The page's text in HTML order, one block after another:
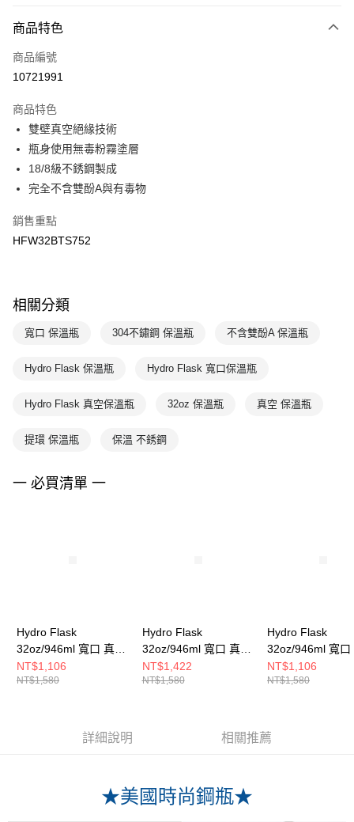
Apple Pay
悠遊付
7-11取貨(快速到店)
每筆NT$100，滿NT$1,500(含以上)免運費
宅配-本島
每筆NT$100，滿NT$1,500(含以上)免運費
商品特色
商品編號
10721991
商品特色
雙壁真空絕緣技術
瓶身使用無毒粉霧塗層
18/8級不銹鋼製成
完全不含雙酚A與有毒物
銷售重點
HFW32BTS752
相關分類
寬口 保溫瓶 304不鏽鋼 保溫瓶 不含雙酚A 保溫瓶
Hydro Flask 保溫瓶 Hydro Flask 寬口保溫瓶
Hydro Flask 真空保溫瓶 32oz 保溫瓶 真空 保溫瓶
提環 保溫瓶 保溫 不銹鋼
一 必買清單 一
Hydro Flask
32oz/946ml 寬口 真空
提環 保溫瓶 海草綠
NT$1,106
NT$1,580
Hydro Flask
32oz/946ml 寬口 真空
NT$1,422
NT$1,580
Hydro Flask
32oz/946ml 寬口
提環 保溫瓶 紫藤
NT$1,106
NT$1,580
詳細說明 相關推薦
★美國時尚鋼瓶★